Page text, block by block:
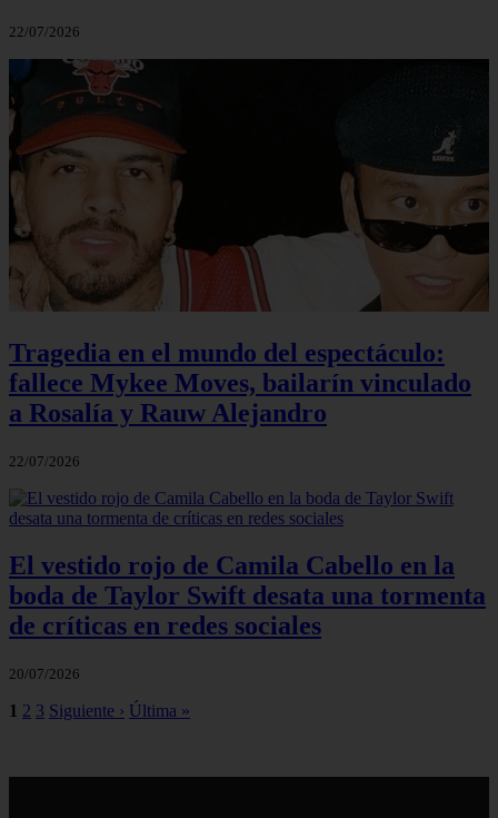
22/07/2026
Tragedia en el mundo del espectáculo:
fallece Mykee Moves, bailarín vinculado
a Rosalía y Rauw Alejandro
22/07/2026
El vestido rojo de Camila Cabello en la
boda de Taylor Swift desata una tormenta
de críticas en redes sociales
20/07/2026
1 2 3 Siguiente › Última »